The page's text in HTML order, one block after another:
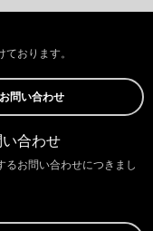
おります。
問い合わせ
合わせ
るお問い合わせにつきまし